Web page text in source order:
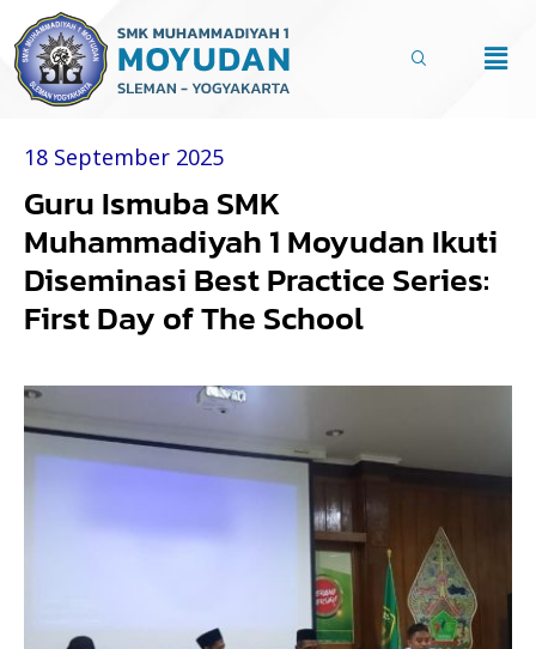
Lewati
konten
18 September 2025
Guru Ismuba SMK
Muhammadiyah 1 Moyudan Ikuti
Diseminasi Best Practice Series:
First Day of The School